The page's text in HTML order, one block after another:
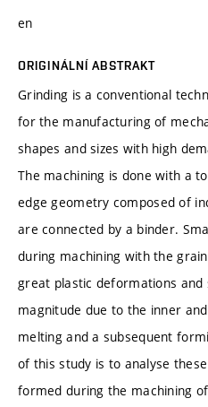
en
ORIGINÁLNÍ ABSTRAKT
Grinding is a conventional
for the manufacturing of
shapes and sizes with high
The machining is done with a
edge geometry composed of
are connected by a binder.
during machining with the
great plastic deformations
magnitude due to the inner
melting and a subsequent
of this study is to analyse
formed during the machining